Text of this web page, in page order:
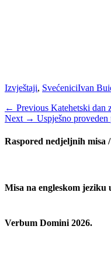
Categories
Izvještaji, SvećeniciTags
Ivan
Navigacija
objava
← Previous Previous
post:
Katehetski dan
Next → Next
Uspješno
Raspored nedjeljnih misa
Misa na engleskom jeziku
Verbum Domini 2026.